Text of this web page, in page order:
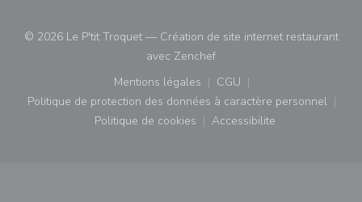
© 2026 Le P'tit Troquet — Création de site internet restaurant
avec Zenchef((ouvre une nouvelle
Mentions légales
((ouvre une nouvelle fenêtre))
CGU
((ouvre une nouvelle
Politique de protection des données à caractère personnel
((ouvre une nouvelle fenêtre))
Politique de cookies
((ouvre une nouvelle fenêtre))
Accessibilite
((ouvre une nouvelle